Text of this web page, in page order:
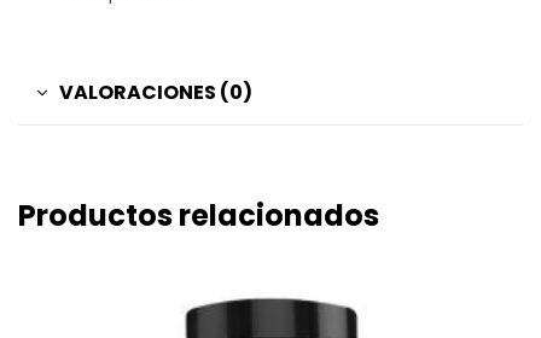
VALORACIONES (0)
Productos relacionados